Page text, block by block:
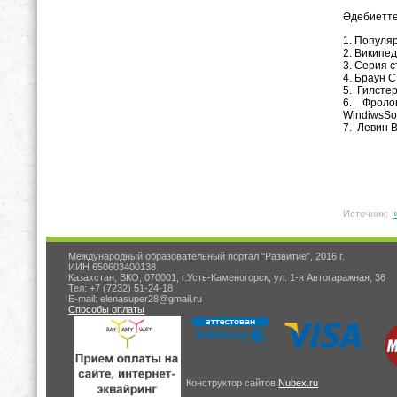
1.
2.
3. Серия
4. Браун
5.
6.
7. Левин
Источник:
Международный образовательный портал "Развитие", 2016 г.
ИИН 650603400138
Казахстан, ВКО, 070001, г.Усть-Каменогорск, ул. 1-я Автогаражная, 36
Тел: +7 (7232) 51-24-18
E-mail: elenasuper28@gmail.ru
Способы оплаты
Конструктор сайтов Nubex.ru